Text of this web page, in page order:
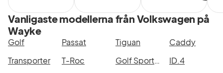
Vanligaste modellerna från Volkswagen på
Wayke
Golf Passat Tiguan
Caddy
Transporter
T-Roc Golf Sportscombi
ID.4